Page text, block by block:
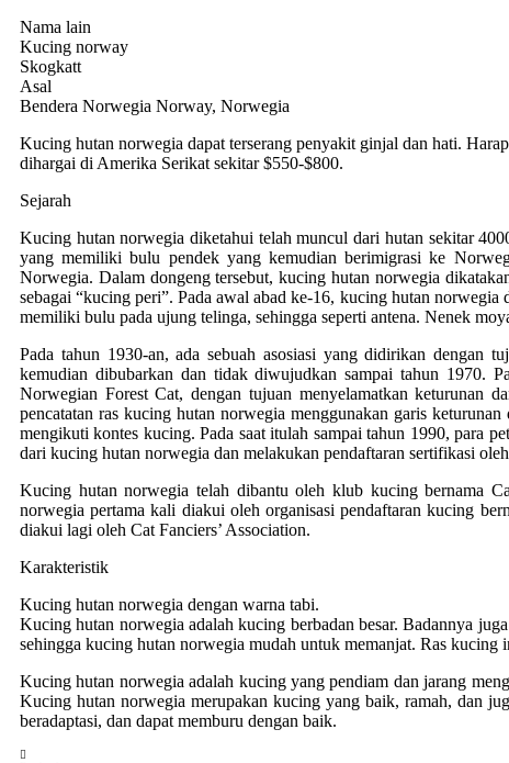
Nama lain
Kucing norway
Skogkatt
Asal
Bendera Norwegia Norway, Norwegia
Kucing hutan norwegia dapat terserang penyakit ginjal dan hati.
dihargai di Amerika Serikat sekitar $550-$800.
Sejarah
Kucing hutan norwegia diketahui telah muncul dari hutan sekitar
yang memiliki bulu pendek yang kemudian berimigrasi ke
Norwegia. Dalam dongeng tersebut, kucing hutan norwegia
sebagai “kucing peri”. Pada awal abad ke-16, kucing hutan
memiliki bulu pada ujung telinga, sehingga seperti antena. Nenek
Pada tahun 1930-an, ada sebuah asosiasi yang didirikan dengan
kemudian dibubarkan dan tidak diwujudkan sampai tahun 1970.
Norwegian Forest Cat, dengan tujuan menyelamatkan keturunan
pencatatan ras kucing hutan norwegia menggunakan garis
mengikuti kontes kucing. Pada saat itulah sampai tahun 1990, para
dari kucing hutan norwegia dan melakukan pendaftaran sertifikasi
Kucing hutan norwegia telah dibantu oleh klub kucing bernama
norwegia pertama kali diakui oleh organisasi pendaftaran kucing
diakui lagi oleh Cat Fanciers’ Association.
Karakteristik
Kucing hutan norwegia dengan warna tabi.
Kucing hutan norwegia adalah kucing berbadan besar. Badannya
sehingga kucing hutan norwegia mudah untuk memanjat. Ras
Kucing hutan norwegia adalah kucing yang pendiam dan jarang
Kucing hutan norwegia merupakan kucing yang baik, ramah, dan
beradaptasi, dan dapat memburu dengan baik.